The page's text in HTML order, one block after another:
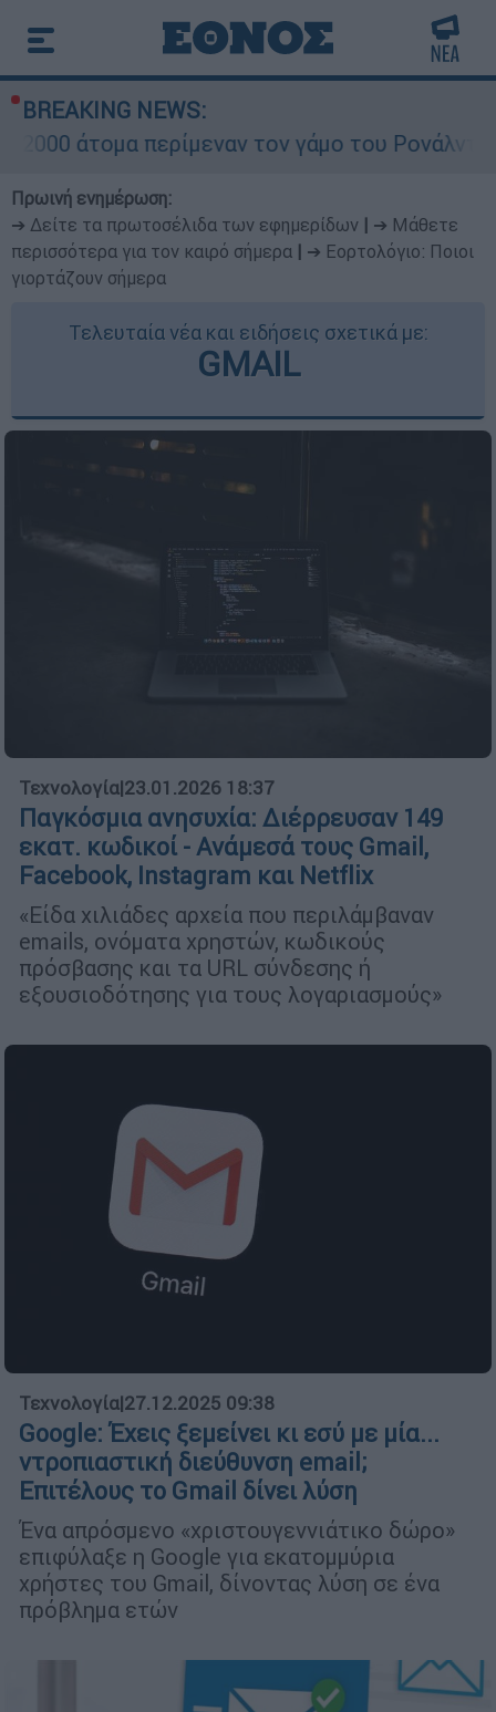
BREAKING NEWS:
περίμεναν τον γάμο του Ρονάλντο στη
Πρωινή ενημέρωση:
➔ Δείτε τα πρωτοσέλιδα των εφημερίδων
➔ Μάθετε
περισσότερα για τον καιρό σήμερα
➔ Εορτολόγιο: Ποιοι
γιορτάζουν σήμερα
Τελευταία νέα και ειδήσεις σχετικά με:
GMAIL
Τεχνολογία|23.01.2026 18:37
Παγκόσμια ανησυχία: Διέρρευσαν 149
εκατ. κωδικοί - Ανάμεσά τους Gmail,
Facebook, Instagram και Netflix
«Είδα χιλιάδες αρχεία που περιλάμβαναν
emails, ονόματα χρηστών, κωδικούς
πρόσβασης και τα URL σύνδεσης ή
εξουσιοδότησης για τους λογαριασμούς»
Τεχνολογία|27.12.2025 09:38
Google: Έχεις ξεμείνει κι εσύ με μία...
ντροπιαστική διεύθυνση email;
Επιτέλους το Gmail δίνει λύση
Ένα απρόσμενο «χριστουγεννιάτικο δώρο»
επιφύλαξε η Google για εκατομμύρια
χρήστες του Gmail, δίνοντας λύση σε ένα
πρόβλημα ετών